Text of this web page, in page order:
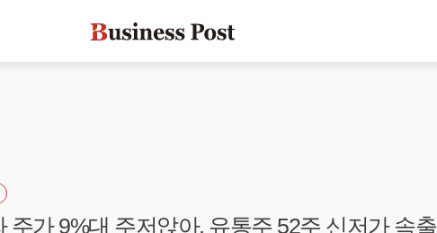
주가 9%대 주저앉아, 유통주 52주 신저가 속출